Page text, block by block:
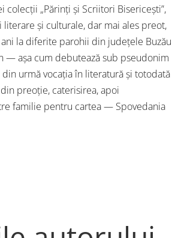
colecții „Părinți și Scriitori Bisericești”,
și culturale, dar mai ales preot,
la diferite parohii din județele Buzău
— așa cum debutează sub pseudonim
urmă vocația în literatură și totodată
preoție, caterisirea, apoi
familie pentru cartea — Spovedania